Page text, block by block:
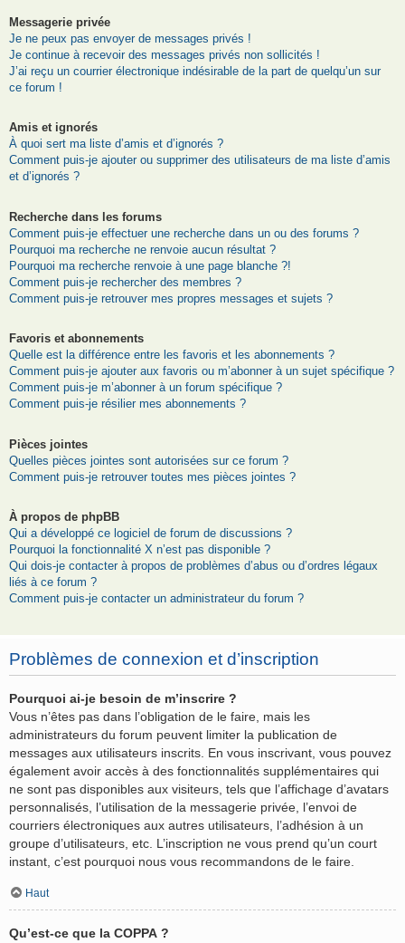
Messagerie privée
Je ne peux pas envoyer de messages privés !
Je continue à recevoir des messages privés non sollicités !
J’ai reçu un courrier électronique indésirable de la part de quelqu’un sur
ce forum !
Amis et ignorés
À quoi sert ma liste d’amis et d’ignorés ?
Comment puis-je ajouter ou supprimer des utilisateurs de ma liste d’amis
et d’ignorés ?
Recherche dans les forums
Comment puis-je effectuer une recherche dans un ou des forums ?
Pourquoi ma recherche ne renvoie aucun résultat ?
Pourquoi ma recherche renvoie à une page blanche ?!
Comment puis-je rechercher des membres ?
Comment puis-je retrouver mes propres messages et sujets ?
Favoris et abonnements
Quelle est la différence entre les favoris et les abonnements ?
Comment puis-je ajouter aux favoris ou m’abonner à un sujet spécifique ?
Comment puis-je m’abonner à un forum spécifique ?
Comment puis-je résilier mes abonnements ?
Pièces jointes
Quelles pièces jointes sont autorisées sur ce forum ?
Comment puis-je retrouver toutes mes pièces jointes ?
À propos de phpBB
Qui a développé ce logiciel de forum de discussions ?
Pourquoi la fonctionnalité X n’est pas disponible ?
Qui dois-je contacter à propos de problèmes d’abus ou d’ordres légaux
liés à ce forum ?
Comment puis-je contacter un administrateur du forum ?
Problèmes de connexion et d’inscription
Pourquoi ai-je besoin de m’inscrire ?
Vous n’êtes pas dans l’obligation de le faire, mais les
administrateurs du forum peuvent limiter la publication de
messages aux utilisateurs inscrits. En vous inscrivant, vous pouvez
également avoir accès à des fonctionnalités supplémentaires qui
ne sont pas disponibles aux visiteurs, tels que l’affichage d’avatars
personnalisés, l’utilisation de la messagerie privée, l’envoi de
courriers électroniques aux autres utilisateurs, l’adhésion à un
groupe d’utilisateurs, etc. L’inscription ne vous prend qu’un court
instant, c’est pourquoi nous vous recommandons de le faire.
Haut
Qu’est-ce que la COPPA ?